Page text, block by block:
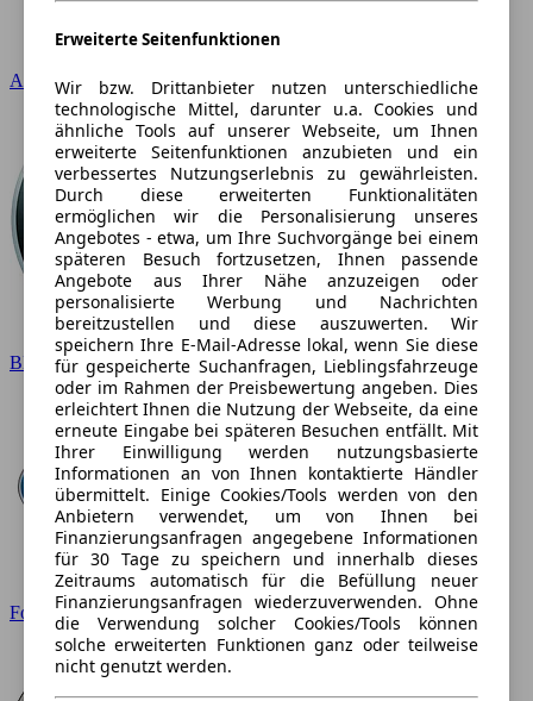
Audi
BMW
Ford
Erweiterte Seitenfunktionen
Wir bzw. Drittanbieter nutzen unterschiedliche
technologische Mittel, darunter u.a. Cookies und
ähnliche Tools auf unserer Webseite, um Ihnen
erweiterte Seitenfunktionen anzubieten und ein
verbessertes Nutzungserlebnis zu gewährleisten.
Durch diese erweiterten Funktionalitäten
ermöglichen wir die Personalisierung unseres
Angebotes - etwa, um Ihre Suchvorgänge bei einem
späteren Besuch fortzusetzen, Ihnen passende
Angebote aus Ihrer Nähe anzuzeigen oder
personalisierte Werbung und Nachrichten
bereitzustellen und diese auszuwerten. Wir
speichern Ihre E-Mail-Adresse lokal, wenn Sie diese
für gespeicherte Suchanfragen, Lieblingsfahrzeuge
oder im Rahmen der Preisbewertung angeben. Dies
erleichtert Ihnen die Nutzung der Webseite, da eine
erneute Eingabe bei späteren Besuchen entfällt. Mit
Ihrer Einwilligung werden nutzungsbasierte
Informationen an von Ihnen kontaktierte Händler
übermittelt. Einige Cookies/Tools werden von den
Anbietern verwendet, um von Ihnen bei
Finanzierungsanfragen angegebene Informationen
für 30 Tage zu speichern und innerhalb dieses
Zeitraums automatisch für die Befüllung neuer
Finanzierungsanfragen wiederzuverwenden. Ohne
die Verwendung solcher Cookies/Tools können
solche erweiterten Funktionen ganz oder teilweise
nicht genutzt werden.